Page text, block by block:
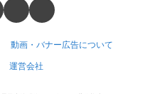
動画・バナー広告について
運営会社